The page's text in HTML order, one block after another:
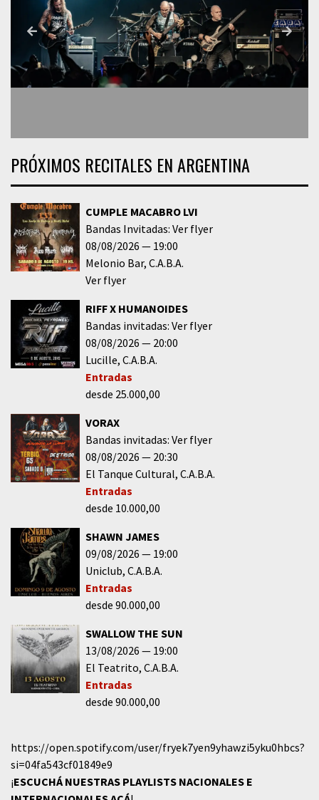
PRÓXIMOS RECITALES EN ARGENTINA
CUMPLE MACABRO LVI
Bandas Invitadas: Ver flyer
08/08/2026
19:00
Melonio Bar C.A.B.A.
Ver flyer
RIFF X HUMANOIDES
Bandas invitadas: Ver flyer
08/08/2026
20:00
Lucille C.A.B.A.
Entradas
desde 25.000,00
VORAX
Bandas invitadas: Ver flyer
08/08/2026
20:30
El Tanque Cultural C.A.B.A.
Entradas
desde 10.000,00
SHAWN JAMES
09/08/2026
19:00
Uniclub C.A.B.A.
Entradas
desde 90.000,00
SWALLOW THE SUN
13/08/2026
19:00
El Teatrito C.A.B.A.
Entradas
desde 90.000,00
https://open.spotify.com/user/fryek7yen9yhawzi5yku0hbcs?
si=04fa543cf01849e9
¡ESCUCHÁ NUESTRAS PLAYLISTS NACIONALES E